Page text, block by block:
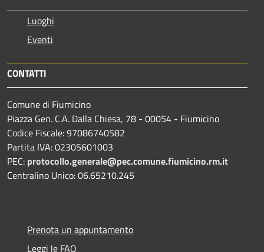
Luoghi
Eventi
CONTATTI
Comune di Fiumicino
Piazza Gen. C.A. Dalla Chiesa, 78 - 00054 - Fiumicino
Codice Fiscale: 97086740582
Partita IVA: 02305601003
PEC: protocollo.generale@pec.comune.fiumicino.rm.it
Centralino Unico: 06.65210.245
Prenota un appuntamento
Leggi le FAQ